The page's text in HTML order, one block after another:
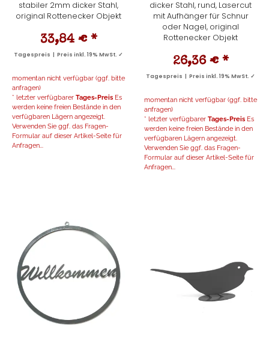
stabiler 2mm dicker Stahl,
original Rottenecker Objekt
33,84 € *
Tagespreis | Preis inkl. 19% MwSt. ✓
momentan nicht verfügbar (ggf. bitte
anfragen)
* letzter verfügbarer Tages-Preis Es
werden keine freien Bestände in den
verfügbaren Lägern angezeigt.
Verwenden Sie ggf. das Fragen-
Formular auf dieser Artikel-Seite für
Anfragen...
dicker Stahl, rund, Lasercut
mit Aufhänger für Schnur
oder Nagel, original
Rottenecker Objekt
26,36 € *
Tagespreis | Preis inkl. 19% MwSt. ✓
momentan nicht verfügbar (ggf. bitte
anfragen)
* letzter verfügbarer Tages-Preis Es
werden keine freien Bestände in den
verfügbaren Lägern angezeigt.
Verwenden Sie ggf. das Fragen-
Formular auf dieser Artikel-Seite für
Anfragen...